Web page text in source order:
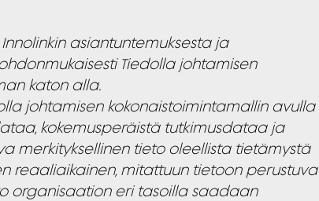
asiantuntemuksesta ja
Tiedolla johtamisen
katon alla.
johtamisen kokonaistoimintamallin avulla
kokemusperäistä tutkimusdataa ja
merkityksellinen tieto oleellista tietämystä
reaaliaikainen, mitattuun tietoon perustuva
organisaation eri tasoilla saadaan